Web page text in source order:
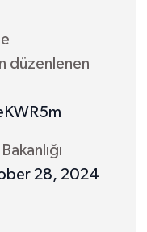
düzenlenen
28, 2024